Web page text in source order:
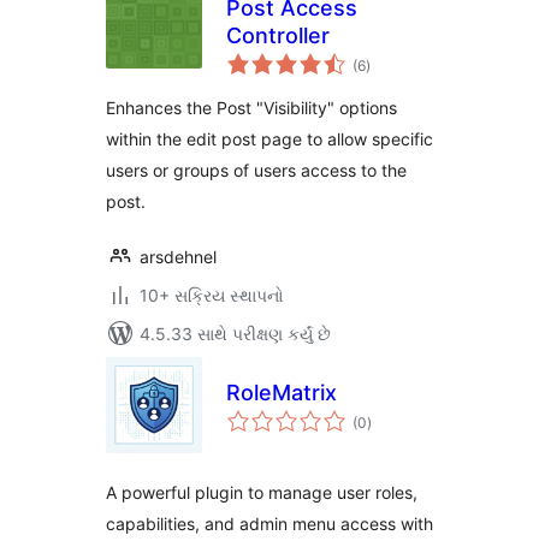
Post Access
Controller
(6કુલ
રેટિંગ્સ
)
Enhances the Post "Visibility" options
within the edit post page to allow specific
users or groups of users access to the
post.
arsdehnel
10+ સક્રિય સ્થાપનો
4.5.33 સાથે પરીક્ષણ કર્યું છે
RoleMatrix
(0કુલ
રેટિંગ્સ
)
A powerful plugin to manage user roles,
capabilities, and admin menu access with